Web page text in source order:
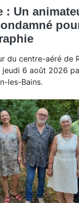
: Un
du centre-aéré de
jeudi 6 août 2026
les-Bains.